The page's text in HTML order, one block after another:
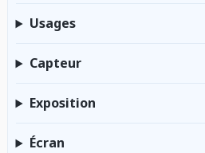
Usages
Capteur
Exposition
Écran